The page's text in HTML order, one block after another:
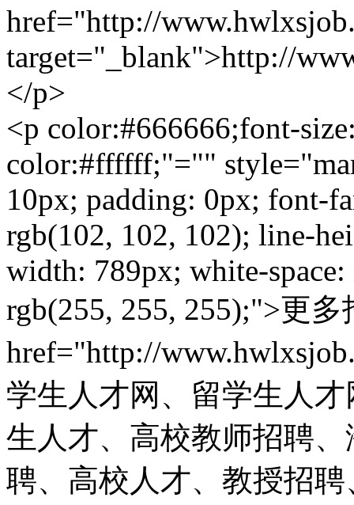
href="http://
target="_blank">http://
</p>
<p color:#666666;font-
color:#ffffff;"=""
10px; padding: 0px; font-
rgb(102, 102, 102); line-
width: 789px; white-
rgb(255, 255, 255);">更
href="http://
学生人才网、留学生人
生人才、高校教师招聘
聘、高校人才、教授招